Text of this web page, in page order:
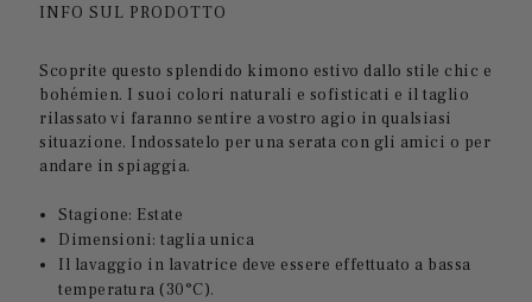
INFO SUL PRODOTTO
Scoprite questo splendido kimono estivo dallo stile chic e
bohémien. I suoi colori naturali e sofisticati e il taglio
rilassato vi faranno sentire a vostro agio in qualsiasi
situazione. Indossatelo per una serata con gli amici o per
andare in spiaggia.
Stagione: Estate
Dimensioni: taglia unica
Il lavaggio in lavatrice deve essere effettuato a bassa
temperatura (30°C).